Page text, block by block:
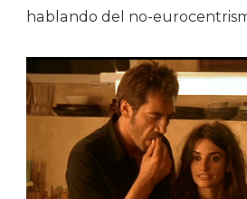
hablando del no-